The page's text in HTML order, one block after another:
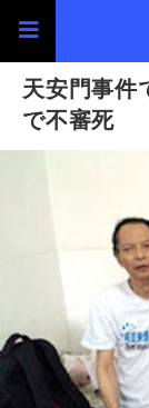
天安門事件
で不審死